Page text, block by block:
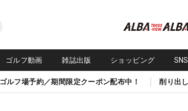
ゴルフ動画 雑誌出版 ショッピング
ゴルフ場予約／期間限定クーポン配布中！ 削り出